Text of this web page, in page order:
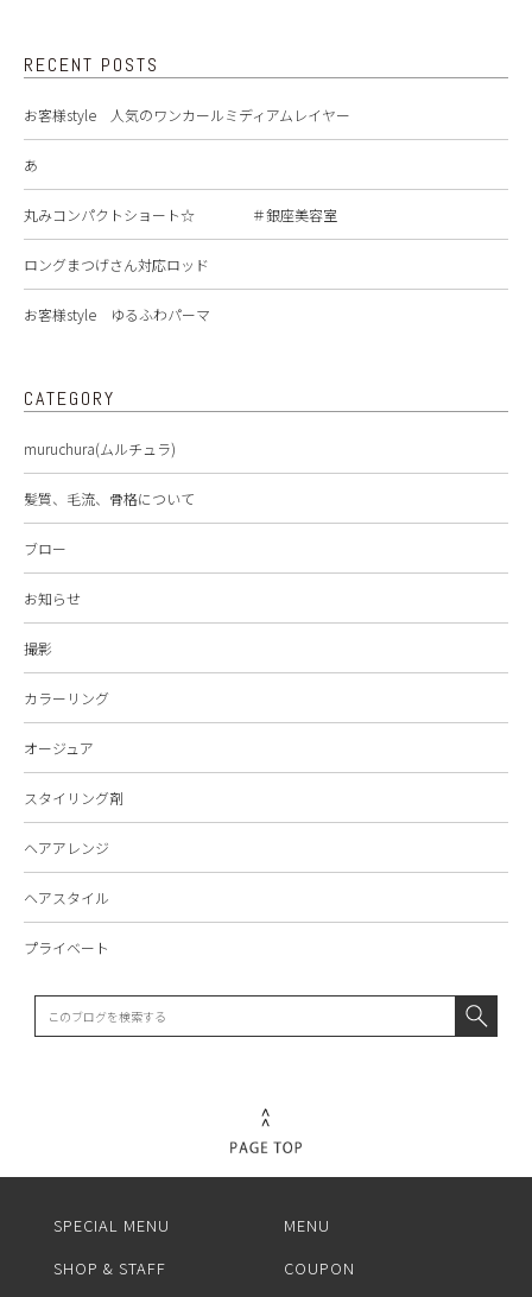
RECENT POSTS
お客様style 人気のワンカールミディアムレイヤー
あ
丸みコンパクトショート☆ ＃銀座美容室
ロングまつげさん対応ロッド
お客様style ゆるふわパーマ
CATEGORY
muruchura(ムルチュラ)
髪質、毛流、骨格について
ブロー
お知らせ
撮影
カラーリング
オージュア
スタイリング剤
ヘアアレンジ
ヘアスタイル
プライベート
SPECIAL MENU
MENU
SHOP & STAFF
COUPON